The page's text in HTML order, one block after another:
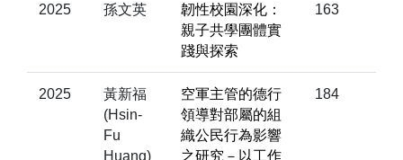
2025 孫文英
韌性校園深化：
親子共學團體實
踐與探索
163
2025
黃新福
(Hsin-
Fu
Huang)
空軍主管的德行
領導對部屬的組
織公民行為影響
之研究－以工作
184